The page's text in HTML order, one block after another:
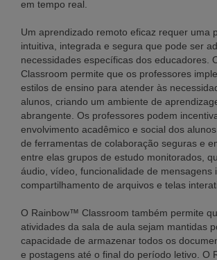
em tempo real.
Um aprendizado remoto eficaz requer uma
intuitiva, integrada e segura que pode ser
necessidades específicas dos educadores.
Classroom permite que os professores
estilos de ensino para atender às
alunos, criando um ambiente de
abrangente. Os professores podem
envolvimento acadêmico e social dos
de ferramentas de colaboração seguras e
entre elas grupos de estudo monitorados,
áudio, vídeo, funcionalidade de mensagens
compartilhamento de arquivos e telas
O Rainbow™ Classroom também permite
atividades da sala de aula sejam mantidas
capacidade de armazenar todos os
e postagens até o final do período letivo. O